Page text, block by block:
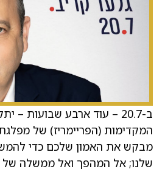
ב-20.7 – עוד ארבע שבועות –
המקדימות (הפריימריז) של
מבקש את האמון שלכם כדי
שלנו; אל המהפך ואל ממשלה של